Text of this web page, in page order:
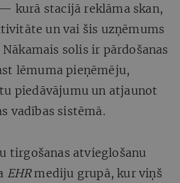
kurā stacijā reklāma skan,
un vai šis uzņēmums
solis ir pārdošanas
lēmuma pieņēmēju,
piedāvājumu un atjaunot
vadības sistēmā.
tirgošanas atvieglošanu
EHRmediju grupā, kur viņš